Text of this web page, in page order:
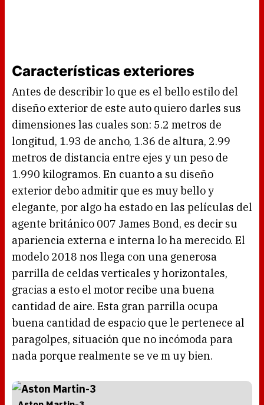
Características exteriores
Antes de describir lo que es el bello estilo del
diseño exterior de este auto quiero darles sus
dimensiones las cuales son: 5.2 metros de
longitud, 1.93 de ancho, 1.36 de altura, 2.99
metros de distancia entre ejes y un peso de
1.990 kilogramos. En cuanto a su diseño
exterior debo admitir que es muy bello y
elegante, por algo ha estado en las películas del
agente británico 007 James Bond, es decir su
apariencia externa e interna lo ha merecido. El
modelo 2018 nos llega con una generosa
parrilla de celdas verticales y horizontales,
gracias a esto el motor recibe una buena
cantidad de aire. Esta gran parrilla ocupa
buena cantidad de espacio que le pertenece al
paragolpes, situación que no incómoda para
nada porque realmente se ve m uy bien.